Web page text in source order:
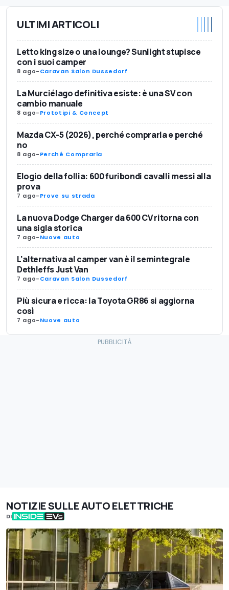
ULTIMI ARTICOLI
Letto king size o una lounge? Sunlight stupisce
con i suoi camper
8 ago-Caravan Salon Dussedorf
La Murciélago definitiva esiste: è una SV con
cambio manuale
8 ago-Prototipi & Concept
Mazda CX-5 (2026), perché comprarla e perché
no
8 ago-Perché Comprarla
Elogio della follia: 600 furibondi cavalli messi alla
prova
7 ago-Prove su strada
La nuova Dodge Charger da 600 CV ritorna con
una sigla storica
7 ago-Nuove auto
L'alternativa al camper van è il semintegrale
Dethleffs Just Van
7 ago-Caravan Salon Dussedorf
Più sicura e ricca: la Toyota GR86 si aggiorna
così
7 ago-Nuove auto
NOTIZIE SULLE AUTO ELETTRICHE
DI